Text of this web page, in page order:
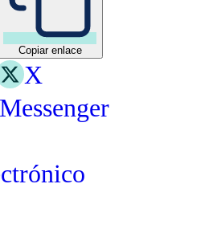
Copiar enlace
X